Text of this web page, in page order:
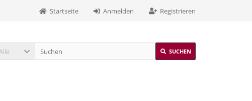
Registrieren
Anmelden
Startseite
SUCHEN